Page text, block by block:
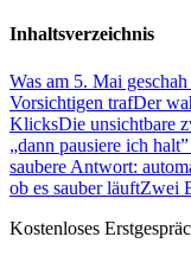
Inhaltsverzeichnis
Was am 5. Mai
Vorsichtigen trafDer
KlicksDie unsichtbare
„dann pausiere ich
saubere Antwort:
ob es sauber läuftZwei
Kostenloses